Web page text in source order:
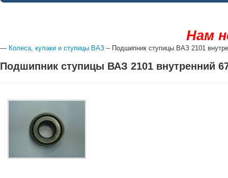
Нам
— Колеса, кулаки и ступицы ВАЗ – Подшипник ступицы ВАЗ 2101
Подшипник ступицы ВАЗ 2101 внутренний